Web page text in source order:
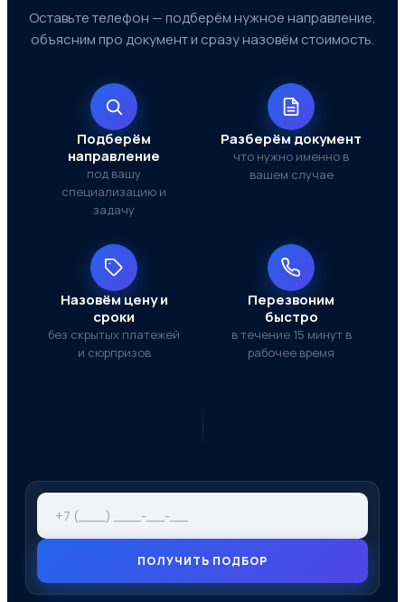
Оставьте телефон — подберём нужное направление,
объясним про документ и сразу назовём стоимость.
Подберём
направление
под вашу
специализацию и
задачу
Разберём документ
что нужно именно в
вашем случае
Назовём цену и
сроки
без скрытых платежей
и сюрпризов
Перезвоним
быстро
в течение 15 минут в
рабочее время
ПОЛУЧИТЬ ПОДБОР